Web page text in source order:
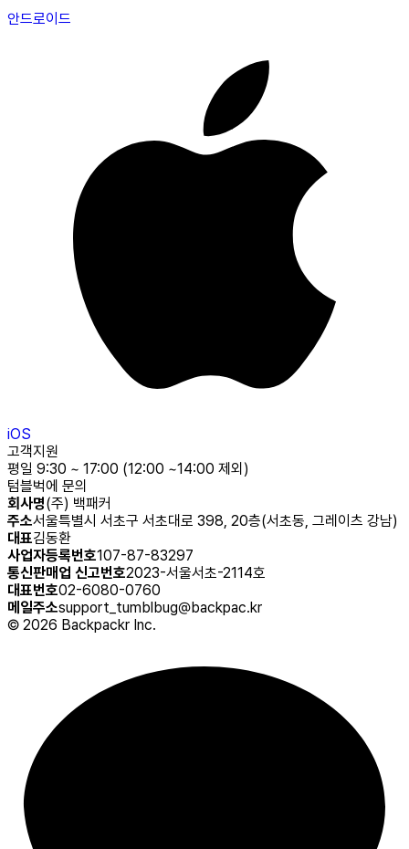
안드로이드
iOS
고객지원
평일 9:30 ~ 17:00 (12:00 ~14:00 제외)
텀블벅에 문의
회사명(주) 백패커
주소서울특별시 서초구 서초대로 398, 20층(서초동, 그레이츠 강남)
대표김동환
사업자등록번호107-87-83297
통신판매업 신고번호2023-서울서초-2114호
대표번호02-6080-0760
메일주소support_tumblbug@backpac.kr
© 2026 Backpackr Inc.